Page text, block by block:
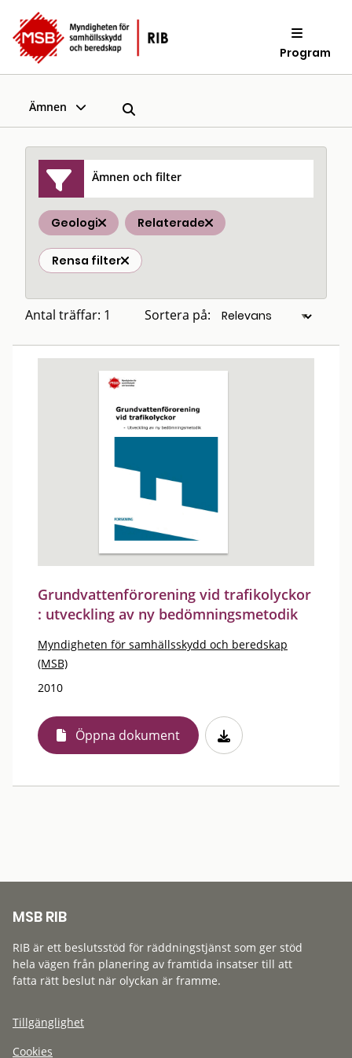
Program
Ämnen
Ämnen och filter
Geologi Relaterade
Rensa filter
Antal träffar: 1 Sortera på:
Grundvattenförorening vid trafikolyckor
: utveckling av ny bedömningsmetodik
Myndigheten för samhällsskydd och beredskap
(MSB)
2010
Öppna dokument
MSB RIB
RIB är ett beslutsstöd för räddningstjänst som ger stöd
hela vägen från planering av framtida insatser till att
fatta rätt beslut när olyckan är framme.
Tillgänglighet
Cookies